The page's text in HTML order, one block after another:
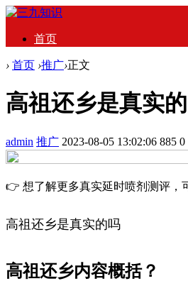
首页
› 首页 ›推广›正文
高祖还乡是真实
admin 推广 2023-08-05 13:02:06 885 0
👉 想了解更多真实延时喷剂测评，
高祖还乡是真实的吗
高祖还乡内容概括？